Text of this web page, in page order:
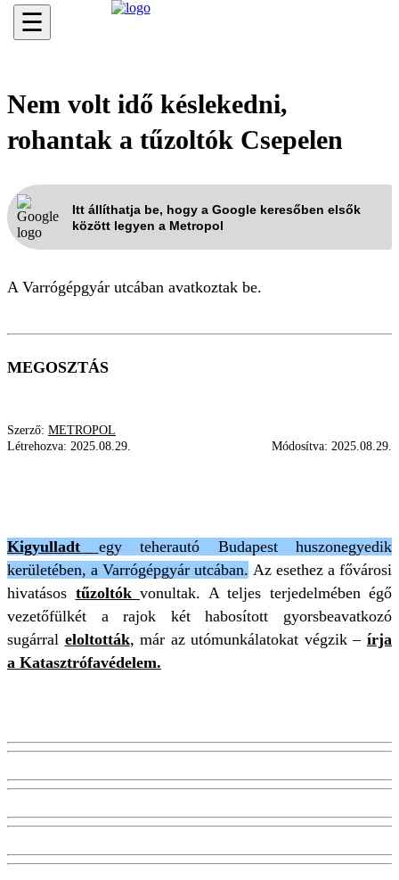
☰
Nem volt idő késlekedni,
rohantak a tűzoltók Csepelen
Itt állíthatja be, hogy a Google keresőben elsők
között legyen a Metropol
A Varrógépgyár utcában avatkoztak be.
MEGOSZTÁS
Szerző: METROPOL
Létrehozva: 2025.08.29. Módosítva: 2025.08.29.
Kigyulladt egy teherautó Budapest huszonegyedik
kerületében, a Varrógépgyár utcában. Az esethez a fővárosi
hivatásos tűzoltók vonultak. A teljes terjedelmében égő
vezetőfülkét a rajok két habosított gyorsbeavatkozó
sugárral eloltották, már az utómunkálatokat végzik –írja
a Katasztrófavédelem.